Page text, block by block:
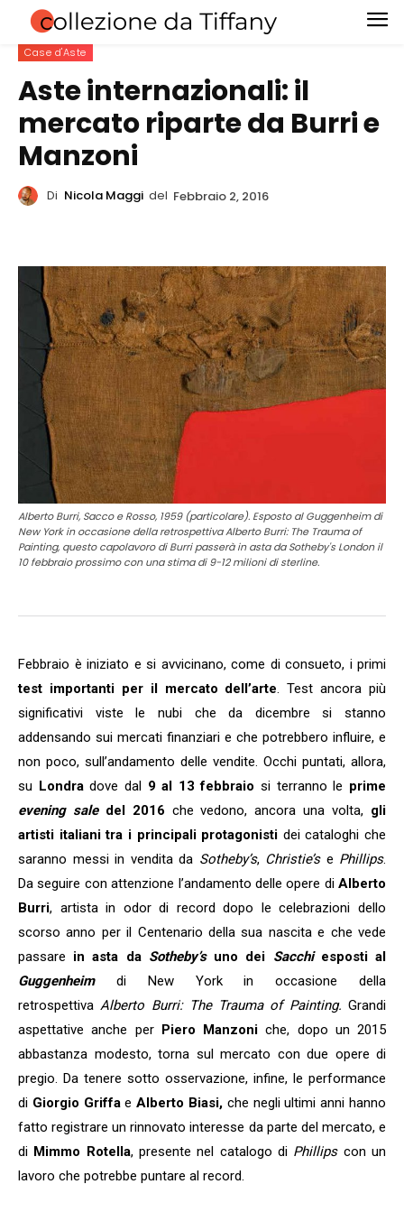
Case d'Aste
Aste internazionali: il
mercato riparte da Burri e
Manzoni
Di Nicola Maggi del Febbraio 2, 2016
Alberto Burri, Sacco e Rosso, 1959 (particolare). Esposto al Guggenheim di
New York in occasione della retrospettiva Alberto Burri: The Trauma of
Painting, questo capolavoro di Burri passerà in asta da Sotheby's London il
10 febbraio prossimo con una stima di 9-12 milioni di sterline.
Febbraio è iniziato e si avvicinano, come di consueto, i primi
test importanti per il mercato dell’arte. Test ancora più
significativi viste le nubi che da dicembre si stanno
addensando sui mercati finanziari e che potrebbero influire, e
non poco, sull’andamento delle vendite. Occhi puntati, allora,
su Londradove dal 9 al 13 febbraio si terranno le prime
evening saledel 2016 che vedono, ancora una volta, gli
artisti italiani tra i principali protagonisti dei cataloghi che
saranno messi in vendita da Sotheby’s, Christie’s e Phillips.
Da seguire con attenzione l’andamento delle opere di Alberto
Burri, artista in odor di record dopo le celebrazioni dello
scorso anno per il Centenario della sua nascita e che vede
passare in asta da Sotheby’suno dei Sacchiesposti al
Guggenheim
di New York in occasione della
retrospettivaAlberto Burri: The Trauma of Painting.Grandi
aspettative anche per Piero Manzoni che, dopo un 2015
abbastanza modesto, torna sul mercato con due opere di
pregio. Da tenere sotto osservazione, infine, le performance
di Giorgio GriffaeAlberto Biasi, che negli ultimi anni hanno
fatto registrare un rinnovato interesse da parte del mercato, e
di Mimmo Rotella, presente nel catalogo di Phillipscon un
lavoro che potrebbe puntare al record.